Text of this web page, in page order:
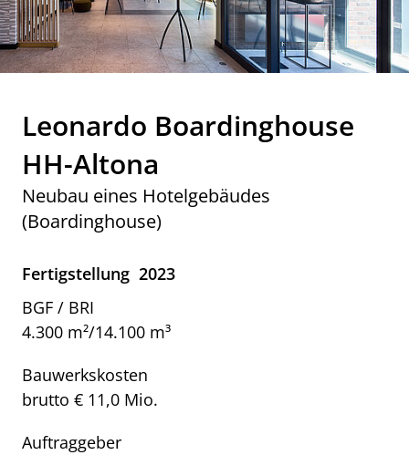
Leonardo Boardinghouse
HH-Altona
Neubau eines Hotelgebäudes
(Boardinghouse)
Fertigstellung 2023
BGF / BRI
4.300 m²/14.100 m³
Bauwerkskosten
brutto € 11,0 Mio.
Auftraggeber